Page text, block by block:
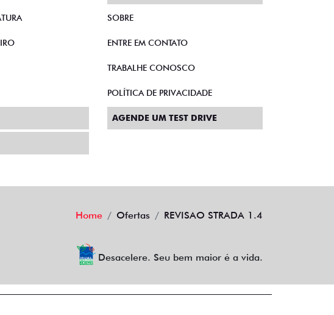
SOBRE
ENTRE EM CONTATO
TRABALHE CONOSCO
POLÍTICA DE PRIVACIDADE
AGENDE UM TEST DRIVE
Home Ofertas REVISAO STRADA 1.4
Desacelere. Seu bem maior é a vida.